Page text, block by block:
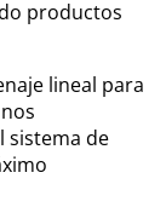
productos
lineal para
sistema de